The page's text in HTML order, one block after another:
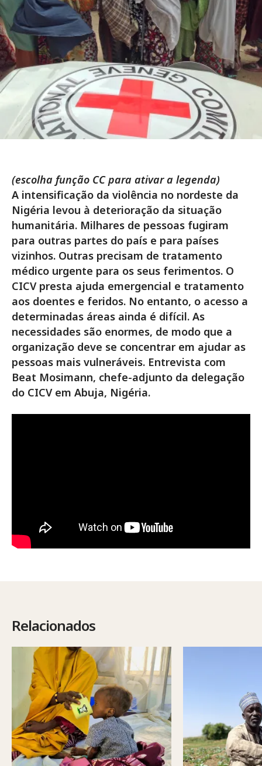
(escolha função CC para ativar a legenda)
A intensificação da violência no nordeste da
Nigéria levou à deterioração da situação
humanitária. Milhares de pessoas fugiram
para outras partes do país e para países
vizinhos. Outras precisam de tratamento
médico urgente para os seus ferimentos. O
CICV presta ajuda emergencial e tratamento
aos doentes e feridos. No entanto, o acesso a
determinadas áreas ainda é difícil. As
necessidades são enormes, de modo que a
organização deve se concentrar em ajudar as
pessoas mais vulneráveis. Entrevista com
Beat Mosimann, chefe-adjunto da delegação
do CICV em Abuja, Nigéria.
Relacionados